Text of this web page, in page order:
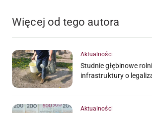
Więcej od tego autora
Aktualności
Studnie głębinowe
infrastruktury o
Aktualności